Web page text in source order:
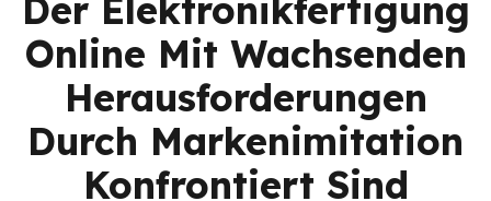
Der Elektronikfertigung
Online Mit Wachsenden
Herausforderungen
Durch Markenimitation
Konfrontiert Sind